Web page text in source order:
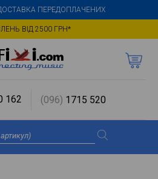
ПЕРЕДОПЛАЧЕНИХ
ВІД 2500 ГРН*
162 (096) 1715 520